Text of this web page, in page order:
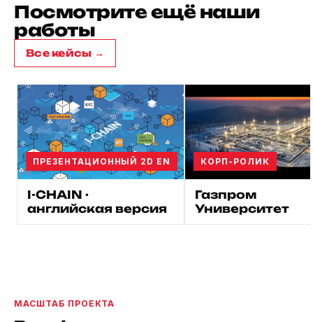
Посмотрите ещё наши
работы
Все кейсы →
ПРЕЗЕНТАЦИОННЫЙ 2D EN
I-CHAIN ·
английская версия
КОРП-РОЛИК
Газпром
Университет
МАСШТАБ ПРОЕКТА